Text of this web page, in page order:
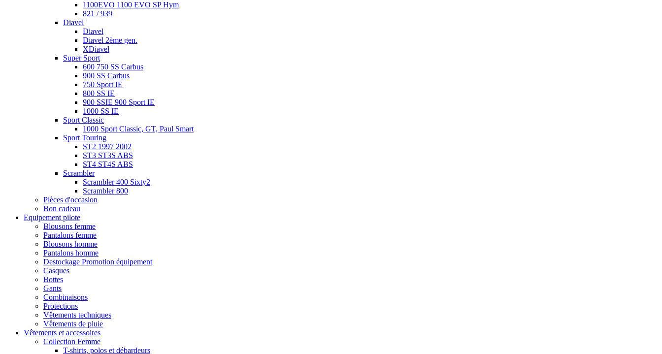
1100EVO 1100 EVO SP Hym
821 / 939
Diavel
Diavel
Diavel 2ème gen.
XDiavel
Super Sport
600 750 SS Carbus
900 SS Carbus
750 Sport IE
800 SS IE
900 SSIE 900 Sport IE
1000 SS IE
Sport Classic
1000 Sport Classic, GT, Paul Smart
Sport Touring
ST2 1997 2002
ST3 ST3S ABS
ST4 ST4S ABS
Scrambler
Scrambler 400 Sixty2
Scrambler 800
Pièces d'occasion
Bon cadeau
Equipement pilote
Blousons femme
Pantalons femme
Blousons homme
Pantalons homme
Destockage Promotion équipement
Casques
Bottes
Gants
Combinaisons
Protections
Vêtements techniques
Vêtements de pluie
Vêtements et accessoires
Collection Femme
T-shirts, polos et débardeurs